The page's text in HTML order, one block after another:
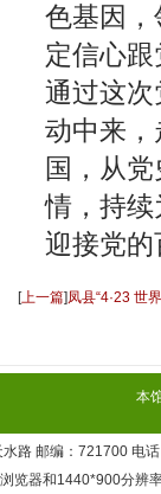
色基因
定信心
通过这次
动中来
国，从
情，持
迎接党
[上一篇]凤县“4·23 世
本
路 邮编：721700 电
览器和1440*900分辨